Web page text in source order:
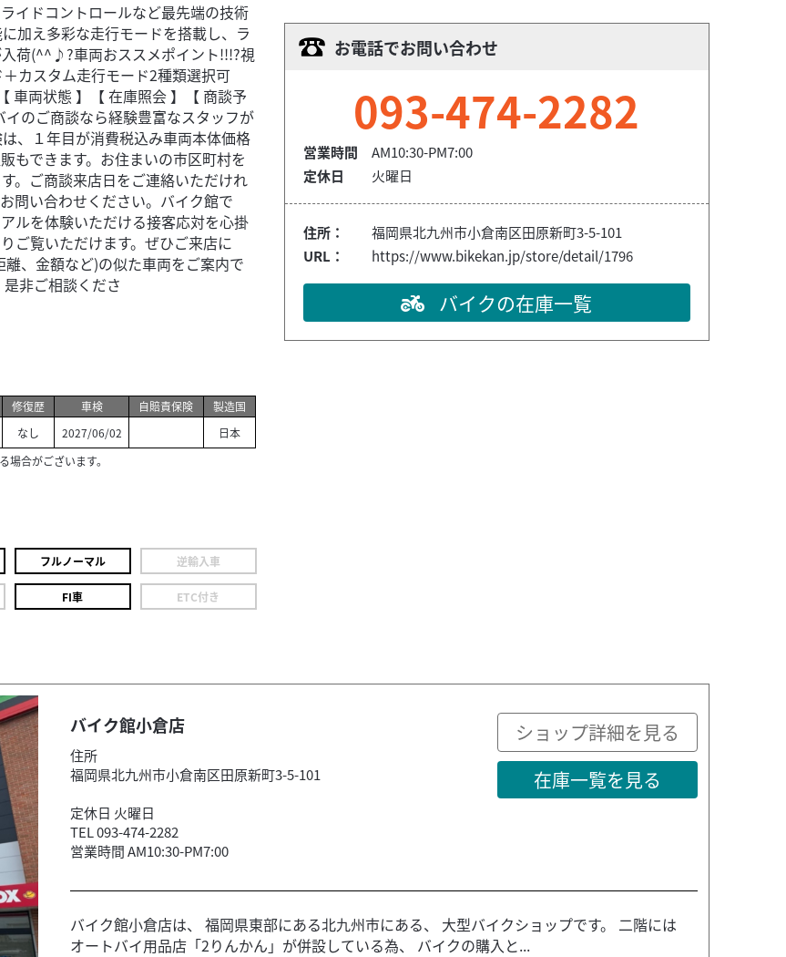
イドコントロールなど最先端の技術
加え多彩な走行モードを搭載し、ラ
荷(^^♪?車両おススメポイント!!!?視
カスタム走行モード2種類選択可
車両状態 】【 在庫照会 】【 商談予
のご商談なら経験豊富なスタッフが
、１年目が消費税込み車両本体価格
もできます。お住まいの市区町村を
。ご商談来店日をご連絡いただけれ
問い合わせください。バイク館で
を体験いただける接客応対を心掛
ご覧いただけます。ぜひご来店に
、金額など)の似た車両をご案内で
非ご相談くださ
修復歴
なし
車検
2027/06/02
自賠責保険
製造国
日本
合がございます。
フルノーマル 逆輸入車
FI車 ETC付き
お電話でお問い合わせ
093-474-2282
営業時間
AM10:30-PM7:00
定休日
火曜日
住所：
福岡県北九州市小倉南区田原新町3-5-101
URL：
https://www.bikekan.jp/store/detail/1796
バイクの在庫一覧
バイク館小倉店
住所
福岡県北九州市小倉南区田原新町3-5-101
定休日 火曜日
TEL 093-474-2282
営業時間 AM10:30-PM7:00
ショップ詳細を見る
在庫一覧を見る
バイク館小倉店は、 福岡県東部にある北九州市にある、 大型バイクショップです。 二階には
オートバイ用品店「2りんかん」が併設している為、 バイクの購入と...